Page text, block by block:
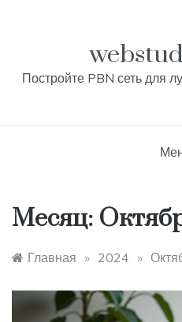
Постройте PBN сеть для
Месяц:
Главная » 2024 »